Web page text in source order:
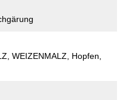
WEIZENMALZ, Hopfen,